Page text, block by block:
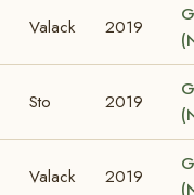
Valack 2019
Sto 2019
Valack 2019